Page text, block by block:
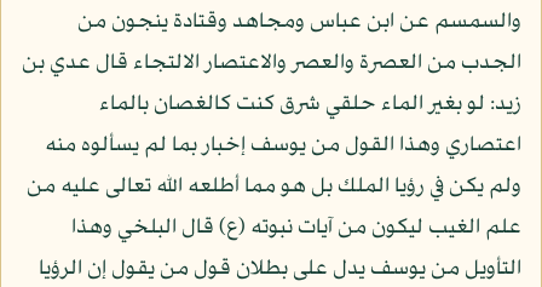
والسمسم عن ابن عباس ومجاهد وقتادة ينجون من
الجدب من العصرة والعصر والاعتصار الالتجاء قال عدي بن
زيد: لو بغير الماء حلقي شرق كنت كالغصان بالماء
اعتصاري وهذا القول من يوسف إخبار بما لم يسألوه منه
ولم يكن في رؤيا الملك بل هو مما أطلعه الله تعالى عليه من
علم الغيب ليكون من آيات نبوته (ع) قال البلخي وهذا
التأويل من يوسف يدل على بطلان قول من يقول إن الرؤيا